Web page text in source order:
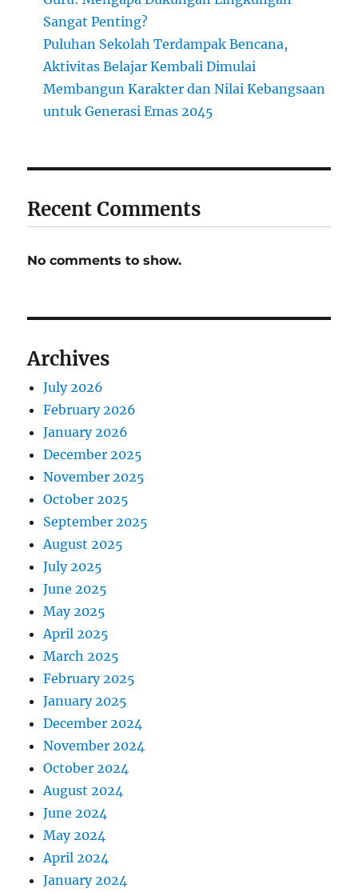
Sangat Penting?
Puluhan Sekolah Terdampak Bencana,
Aktivitas Belajar Kembali Dimulai
Membangun Karakter dan Nilai Kebangsaan
untuk Generasi Emas 2045
Recent Comments
No comments to show.
Archives
July 2026
February 2026
January 2026
December 2025
November 2025
October 2025
September 2025
August 2025
July 2025
June 2025
May 2025
April 2025
March 2025
February 2025
January 2025
December 2024
November 2024
October 2024
August 2024
June 2024
May 2024
April 2024
January 2024